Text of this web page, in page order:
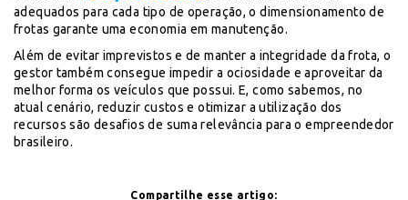
adequados para cada tipo de operação, o dimensionamento de
frotas garante uma economia em manutenção.
Além de evitar imprevistos e de manter a integridade da frota, o
gestor também consegue impedir a ociosidade e aproveitar da
melhor forma os veículos que possui. E, como sabemos, no
atual cenário, reduzir custos e otimizar a utilização dos
recursos são desafios de suma relevância para o empreendedor
brasileiro.
Compartilhe esse artigo: